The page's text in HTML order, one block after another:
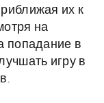
их к
на
попадание в
игру в